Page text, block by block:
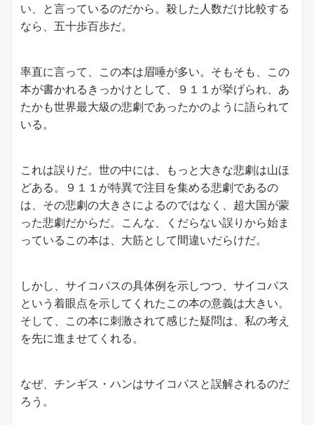
い、と言っているのだから。殺した人数だけ比較する
なら、五十歩百歩だ。
率直に言って、この本は眉唾が多い。そもそも、この
本が書かれるきっかけとして、９１１が挙げられ、あ
たかも世界最大級の悲劇であったかのように語られて
いる。
これは誤りだ。世の中には、もっと大きな悲劇は山ほ
どある。９１１が特異で注目を集める悲劇であるの
は、その悲劇の大きさによるのではなく、超大国が蒙
った悲劇だからだ。こんな、くだらない誤りから始ま
っているこの本は、大筋として間違いだらけだ。
しかし、サイコパスの具体例を示しつつ、サイコパス
という着眼点を示してくれたこの本の意義は大きい。
そして、この本に刺激されて感じた疑問は、私の考え
を先に進ませてくれる。
なぜ、チンギス・ハンはサイコパスと誤解されるのだ
ろう。